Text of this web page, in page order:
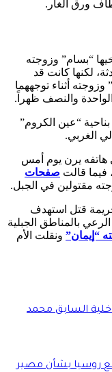
ورق الغار.
“بسام” وزوجته
لكنها كانت قد
أثناء توجههما
والنصف ظهراً.
“عين الكروم”
الغربي.
هاتفه يرن يوم أمس
قالت صفحات
مقتولين في الجبل.
قتل استهدف
بالمناطق الجبلية
“إيمان” ونقلت الأم
السابق محمد
روسيا بشأن مصير